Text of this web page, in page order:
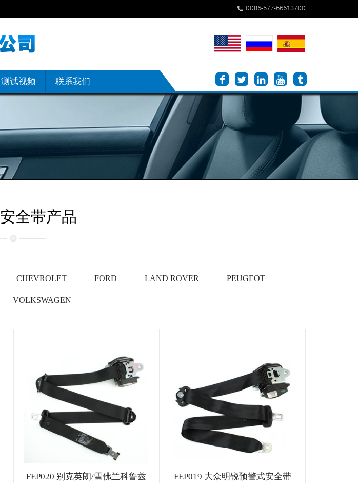
0086-577-66613700
测试视频 联系我们
安全带产品
CHEVROLET FORD LAND ROVER PEUGEOT
VOLKSWAGEN
FEP020 别克英朗/雪佛兰科鲁兹
FEP019 大众明锐预警式安全带